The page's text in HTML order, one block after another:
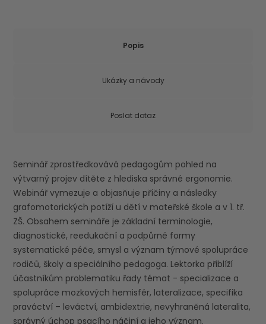
Popis
Ukázky a návody
Poslat dotaz
Seminář zprostředkovává pedagogům pohled na
výtvarný projev dítěte z hlediska správné ergonomie.
Webinář vymezuje a objasňuje příčiny a následky
grafomotorických potíží u dětí v mateřské škole a v 1. tř.
ZŠ. Obsahem semináře je základní terminologie,
diagnostické, reedukační a podpůrné formy
systematické péče, smysl a význam týmové spolupráce
rodičů, školy a speciálního pedagoga. Lektorka přiblíží
účastníkům problematiku řady témat - specializace a
spolupráce mozkových hemisfér, lateralizace, specifika
praváctví – leváctví, ambidextrie, nevyhraněná lateralita,
správný úchop psacího náčiní a jeho význam.